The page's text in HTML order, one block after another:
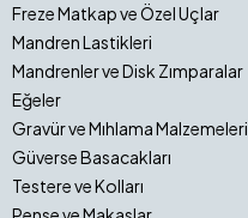
Freze Matkap ve Özel Uçlar
Mandren Lastikleri
Mandrenler ve Disk Zımparalar
Eğeler
Gravür ve Mıhlama Malzemeleri
Güverse Basacakları
Testere ve Kolları